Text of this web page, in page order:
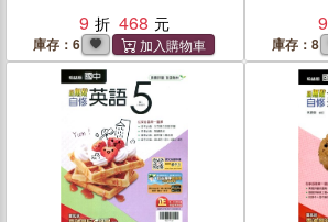
9
468
庫存：6
9
庫存：8